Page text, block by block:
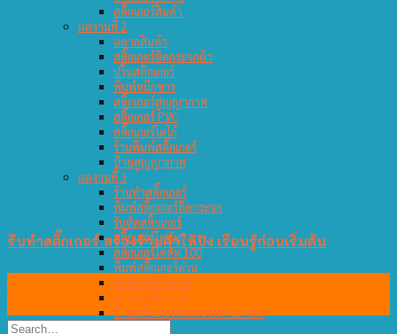
สติ๊กเกอร์สินค้า
ผลงานที่ 2
ฉลากสินค้า
สติ๊กเกอร์ติดกระจกฝ้า
ปริ้นสติกเกอร์
พิมพ์หมึกขาว
สติ๊กเกอร์สูญญากาศ
สติ๊กเกอร์ PVC
สติ๊กเกอร์โลโก้
ร้านพิมพ์สติ๊กเกอร์
ป้ายสูญญากาศ
ผลงานที่ 3
ร้านทำสติ๊กเกอร์
พิมพ์สติ๊กเกอร์ติดกระจก
รับตัดสติ๊กเกอร์
สติ๊กเกอร์ไดคัท
สติ๊กเกอร์ไดคัท 100
พิมพ์สติ๊กเกอร์ด่วน
รับพิมพ์สติ๊กเกอร์
ช่างติดสติกเกอร์
ป้ายสติ๊กเกอร์ติดกระจกร้านกาแฟ
รับทำสติ๊กเกอร์ สร้างร้านค้าให้ปัง เรียนรู้ก่อนเริ่มต้น